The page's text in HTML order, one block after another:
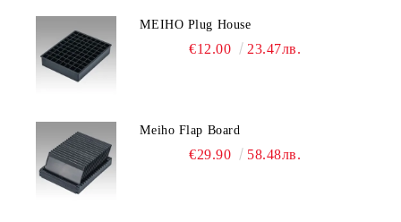
MEIHO Plug House
€12.00 23.47лв.
Meiho Flap Board
€29.90 58.48лв.